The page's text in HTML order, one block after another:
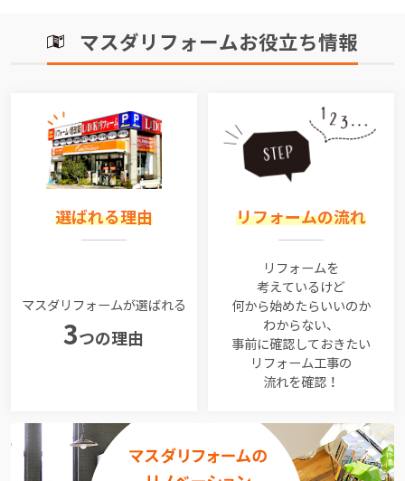
マスダリフォームお役立ち情報
選ばれる理由
マスダリフォームが選ばれる
3つの理由
リフォームの流れ
リフォームを
考えているけど
何から始めたらいいのか
わからない、
事前に確認しておきたい
リフォーム工事の
流れを確認！